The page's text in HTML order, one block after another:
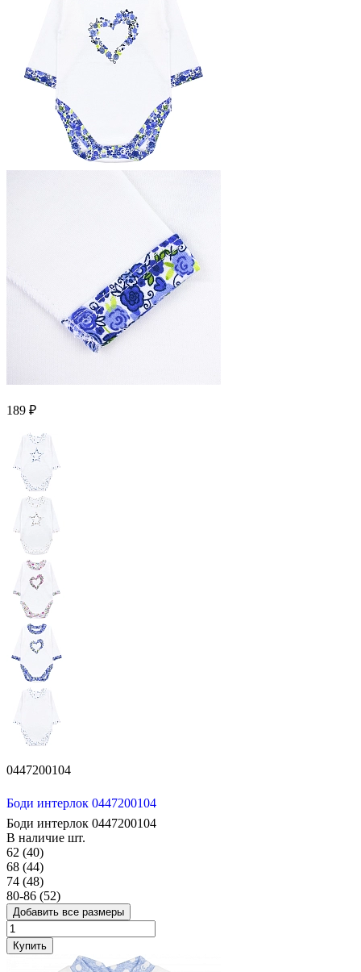
189 ₽
0447200104
Боди интерлок 0447200104
Боди интерлок 0447200104
В наличие шт.
62 (40)
68 (44)
74 (48)
80-86 (52)
Добавить все размеры
Купить